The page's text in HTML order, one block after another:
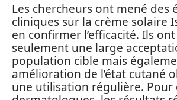
Les chercheurs ont mené des
cliniques sur la crème solaire
en confirmer l’efficacité. Ils
seulement une large
population cible mais
amélioration de l’état cutané
une utilisation régulière.